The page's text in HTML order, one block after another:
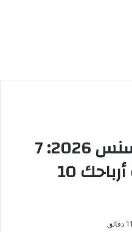
الربح من جوجل ادسنس 2026: 7
استراتيجيات لزيادة أرباحك 10